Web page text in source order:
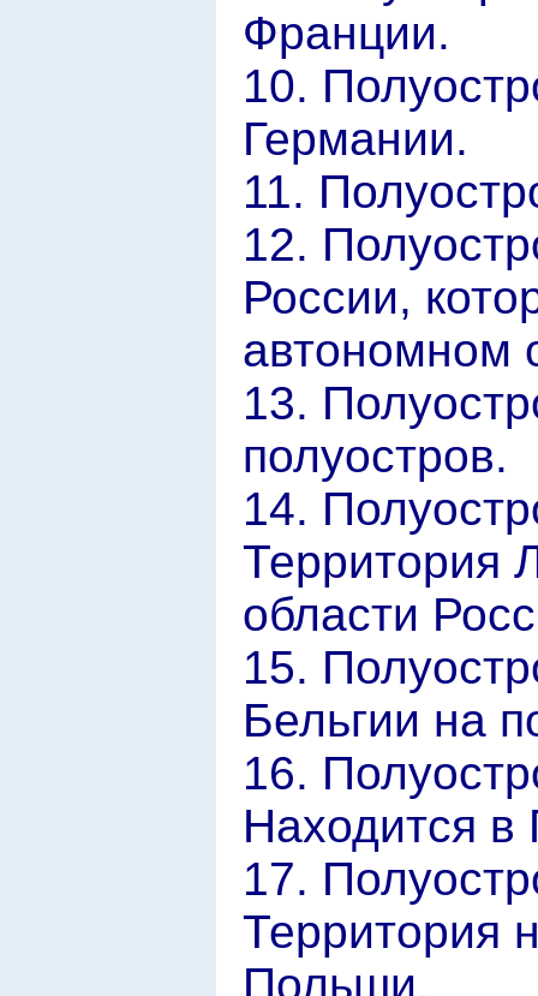
Франции.
10.
Германии.
11.
12.
России,
автономном
13.
полуостров.
14.
Территория
области
15.
Бельгии на
16.
Находится в
17.
Территория
Польши.